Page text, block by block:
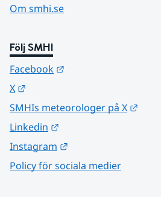
Om smhi.se
Följ SMHI
Facebook
X
SMHIs meteorologer på X
Linkedin
Instagram
Policy för sociala medier